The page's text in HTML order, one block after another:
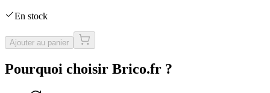
En stock
Ajouter au panier
Pourquoi choisir Brico.fr ?